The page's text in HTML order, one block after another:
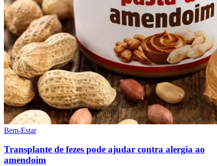
Bem-Estar
Transplante de fezes pode ajudar contra alergia ao
amendoim